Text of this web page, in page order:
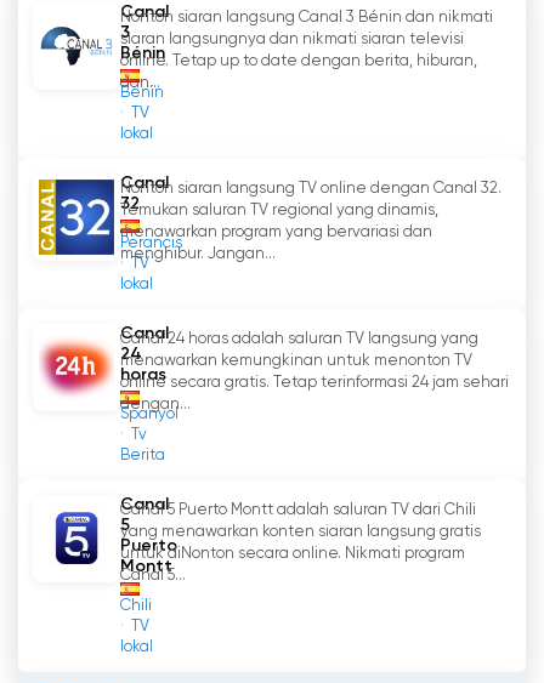
Canal
3
Bénin
Benin
TV
lokal
Nonton siaran langsung Canal 3 Bénin dan nikmati
siaran langsungnya dan nikmati siaran televisi
online. Tetap up to date dengan berita, hiburan,
dan...
Canal
32
Perancis
TV
lokal
Nonton siaran langsung TV online dengan Canal 32.
Temukan saluran TV regional yang dinamis,
menawarkan program yang bervariasi dan
menghibur. Jangan...
Canal
24
horas
Spanyol
Tv
Berita
Canal 24 horas adalah saluran TV langsung yang
menawarkan kemungkinan untuk menonton TV
online secara gratis. Tetap terinformasi 24 jam sehari
dengan...
Canal
5
Puerto
Montt
Chili
TV
lokal
Canal 5 Puerto Montt adalah saluran TV dari Chili
yang menawarkan konten siaran langsung gratis
untuk diNonton secara online. Nikmati program
Canal 5...